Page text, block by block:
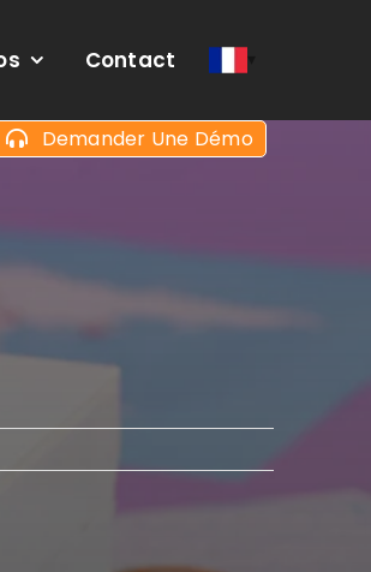
Contact
Demander Une Démo